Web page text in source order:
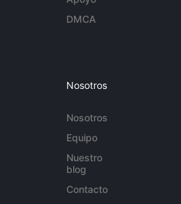
DMCA
Nosotros
Nosotros
Equipo
Nuestro
blog
Contacto